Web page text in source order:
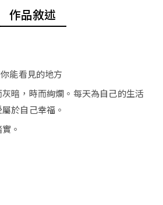
作品敘述
能看見的地方
暗，時而絢爛。每天為自己的生活
於自己幸福。
。